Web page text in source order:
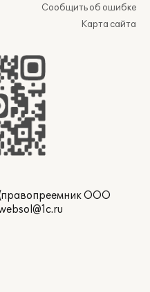
Сообщить об ошибке
Карта сайта
ООО